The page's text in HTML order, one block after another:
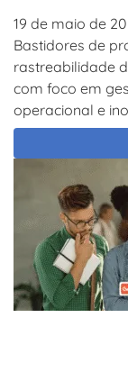
19 de maio de
Bastidores de
rastreabilidade
com foco em
operacional e